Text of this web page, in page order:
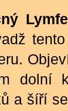
dolní
a šíří